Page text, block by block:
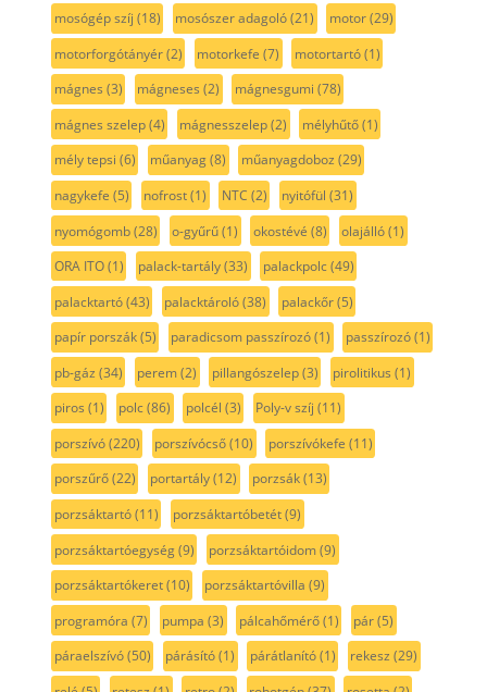
mosógép szíj (18) mosószer adagoló(21) motor(29)
motorforgótányér(2) motorkefe (7) motortartó(1)
mágnes (3) mágneses (2) mágnesgumi (78)
mágnes szelep(4) mágnesszelep(2) mélyhűtő(1)
mély tepsi (6) műanyag(8) műanyagdoboz (29)
nagykefe (5) nofrost(1) NTC (2) nyitófül (31)
nyomógomb(28) o-gyűrű(1) okostévé (8) olajálló(1)
ORA ITO(1) palack-tartály(33) palackpolc(49)
palacktartó(43) palacktároló(38) palackőr(5)
papír porszák(5) paradicsom passzírozó(1) passzírozó(1)
pb-gáz (34) perem(2) pillangószelep(3) pirolitikus (1)
piros (1) polc(86) polcél (3) Poly-v szíj (11)
porszívó(220) porszívócső(10) porszívókefe (11)
porszűrő(22) portartály(12) porzsák(13)
porzsáktartó(11) porzsáktartóbetét(9)
porzsáktartóegység(9) porzsáktartóidom(9)
porzsáktartókeret(10) porzsáktartóvilla (9)
programóra (7) pumpa (3) pálcahőmérő(1) pár(5)
páraelszívó(50) párásító(1) párátlanító(1) rekesz (29)